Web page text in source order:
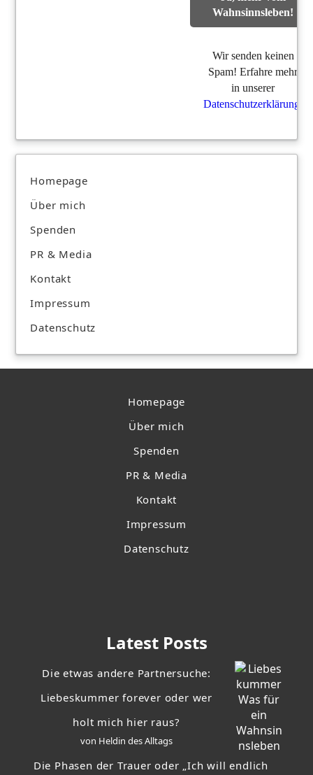
Wir senden keinen
Spam! Erfahre mehr
in unserer
Datenschutzerklärung
Homepage
Über mich
Spenden
PR & Media
Kontakt
Impressum
Datenschutz
Homepage
Über mich
Spenden
PR & Media
Kontakt
Impressum
Datenschutz
Latest Posts
Die etwas andere Partnersuche:
Liebeskummer forever oder wer
holt mich hier raus?
von Heldin des Alltags
Die Phasen der Trauer oder „Ich will endlich